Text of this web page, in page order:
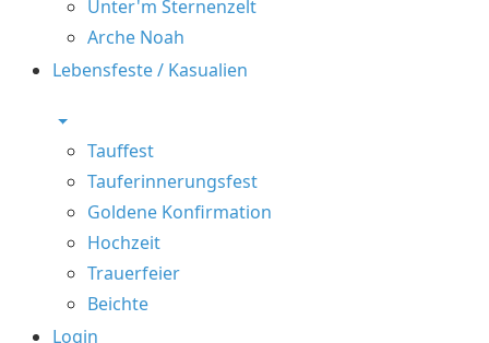
Unter'm Sternenzelt
Arche Noah
Lebensfeste / Kasualien
Tauffest
Tauferinnerungsfest
Goldene Konfirmation
Hochzeit
Trauerfeier
Beichte
Login